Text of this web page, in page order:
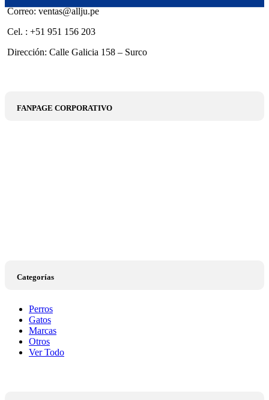
Correo: ventas@allju.pe
Cel. : +51 951 156 203
Dirección: Calle Galicia 158 – Surco
FANPAGE CORPORATIVO
Categorías
Perros
Gatos
Marcas
Otros
Ver Todo